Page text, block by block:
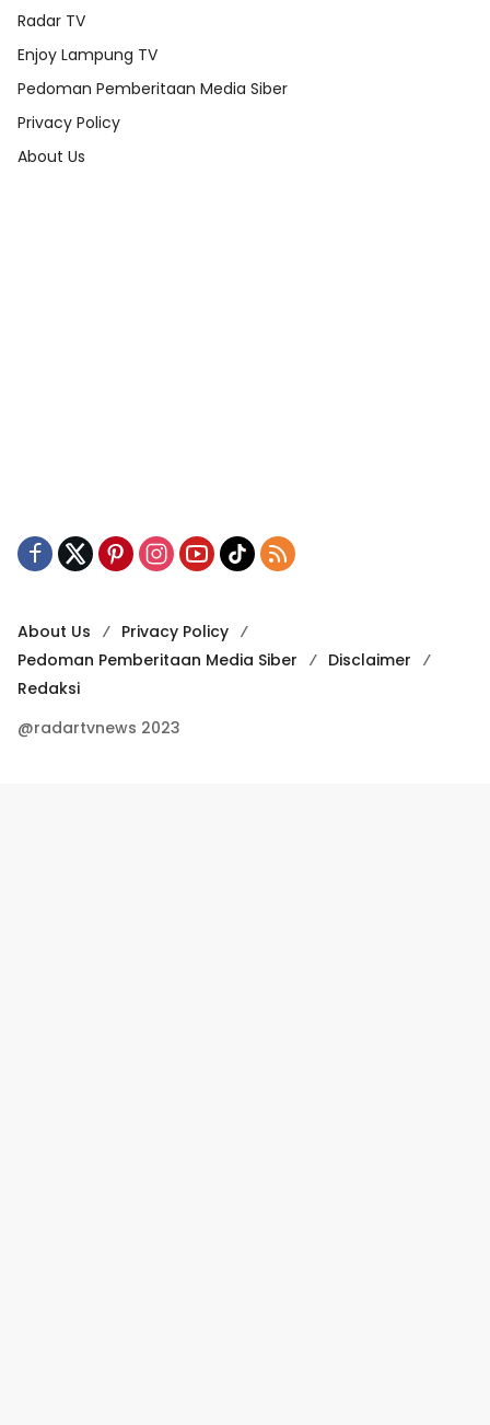
Radar TV
Enjoy Lampung TV
Pedoman Pemberitaan Media Siber
Privacy Policy
About Us
About Us
Privacy Policy
Pedoman Pemberitaan Media Siber
Disclaimer
Redaksi
@radartvnews 2023